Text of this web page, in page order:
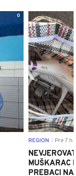
0
REGION Pre 7 h
MUŠKARAC
PREBACI